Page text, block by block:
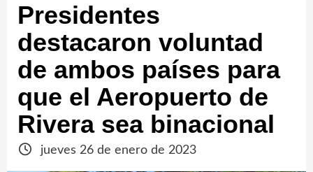
Presidentes
destacaron voluntad
de ambos países para
que el Aeropuerto de
Rivera sea binacional
jueves 26 de enero de 2023